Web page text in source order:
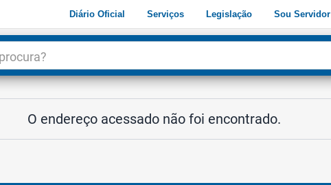
Diário Oficial Serviços Legislação Sou Servidor
O endereço acessado não foi encontrado.